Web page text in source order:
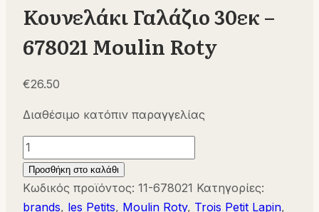
Κουνελάκι Γαλάζιο 30εκ –
678021 Moulin Roty
€26.50
Διαθέσιμο κατόπιν παραγγελίας
Κουνελάκι
Γαλάζιο
30εκ
-
Προσθήκη στο καλάθι
Κωδικός προϊόντος: 11-678021 Κατηγορίες:
brands, les Petits, Moulin Roty, Trois Petit Lapin,